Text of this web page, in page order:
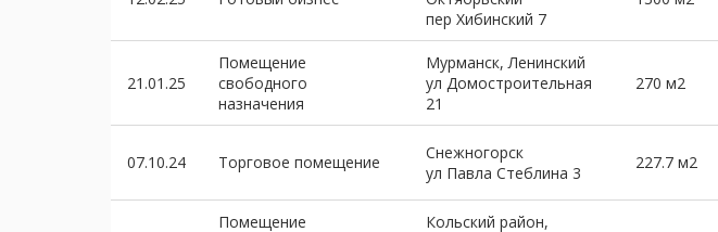
пер Хибинский 7
21.01.25
Помещение
свободного
назначения
Мурманск, Ленинский
ул Домостроительная
21
270 м2
07.10.24 Торговое помещение
Снежногорск
ул Павла Стеблина 3
227.7 м2
Помещение
Кольский район,